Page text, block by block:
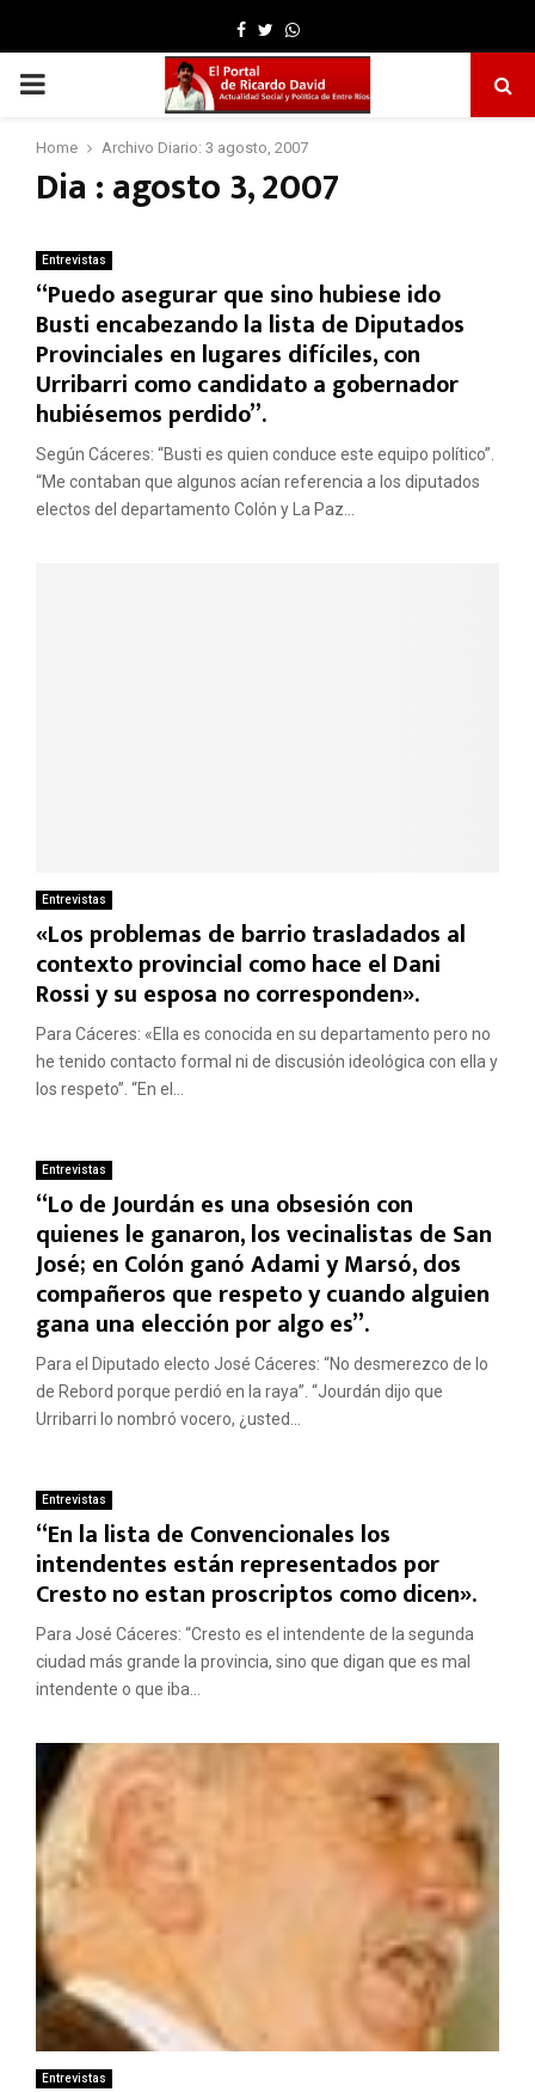
Facebook
TwitterWhatsapp
PRIMARY
MENU
Home Archivo Diario: 3 agosto, 2007
Dia : agosto 3, 2007
Entrevistas
“Puedo asegurar que sino hubiese ido
Busti encabezando la lista de Diputados
Provinciales en lugares difíciles, con
Urribarri como candidato a gobernador
hubiésemos perdido”.
Según Cáceres: “Busti es quien conduce este equipo político”.
“Me contaban que algunos acían referencia a los diputados
electos del departamento Colón y La Paz...
Entrevistas
«Los problemas de barrio trasladados al
contexto provincial como hace el Dani
Rossi y su esposa no corresponden».
Para Cáceres: «Ella es conocida en su departamento pero no
he tenido contacto formal ni de discusión ideológica con ella y
los respeto”. “En el...
Entrevistas
“Lo de Jourdán es una obsesión con
quienes le ganaron, los vecinalistas de San
José; en Colón ganó Adami y Marsó, dos
compañeros que respeto y cuando alguien
gana una elección por algo es”.
Para el Diputado electo José Cáceres: “No desmerezco de lo
de Rebord porque perdió en la raya”. “Jourdán dijo que
Urribarri lo nombró vocero, ¿usted...
Entrevistas
“En la lista de Convencionales los
intendentes están representados por
Cresto no estan proscriptos como dicen».
Para José Cáceres: “Cresto es el intendente de la segunda
ciudad más grande la provincia, sino que digan que es mal
intendente o que iba...
Entrevistas